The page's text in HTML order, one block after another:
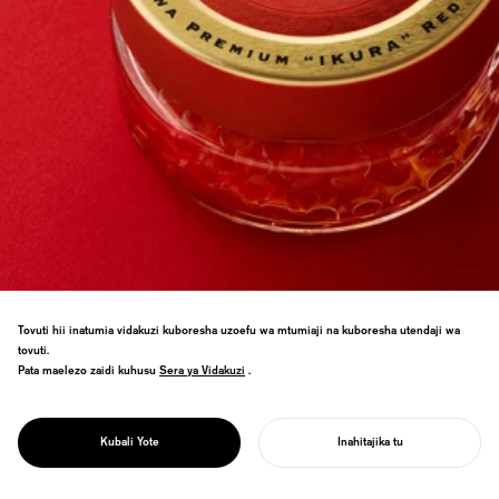
PROJECT
SUZUKO
msiba iliyoundwa chini ya usimamizi wa
mkuu wa wapishi wa Kyoto Kitcho.
Tovuti hii inatumia vidakuzi kuboresha uzoefu wa mtumiaji na kuboresha utendaji wa
tovuti.
Pata maelezo zaidi kuhusu Sera ya Vidakuzi
Sera ya Vidakuzi .
Kubali Yote Inahitajika tu